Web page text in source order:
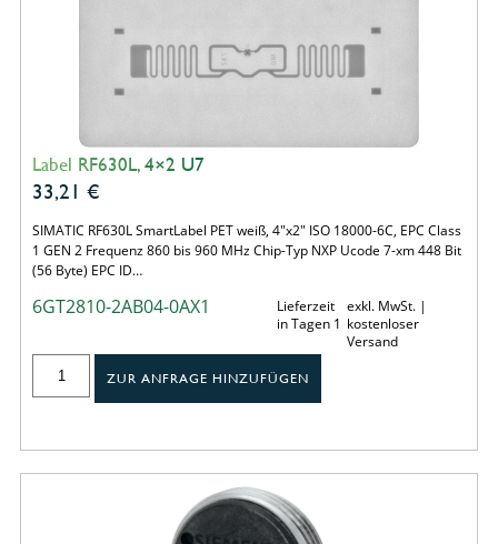
Label RF630L, 4×2 U7
33,21 €
SIMATIC RF630L SmartLabel PET weiß, 4"x2" ISO 18000-6C, EPC Class
1 GEN 2 Frequenz 860 bis 960 MHz Chip-Typ NXP Ucode 7-xm 448 Bit
(56 Byte) EPC ID…
6GT2810-2AB04-0AX1
Lieferzeit
in Tagen 1
exkl. MwSt. |
kostenloser
Versand
ZUR ANFRAGE HINZUFÜGEN